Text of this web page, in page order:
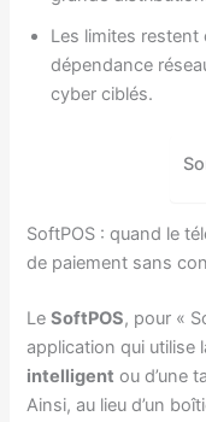
Les limites
dépendance
cyber ciblés.
SoftPOS : quand le
de paiement sans
LeSoftPOS, pour «
application qui utilise
intelligent ou d’une
Ainsi, au lieu d’un